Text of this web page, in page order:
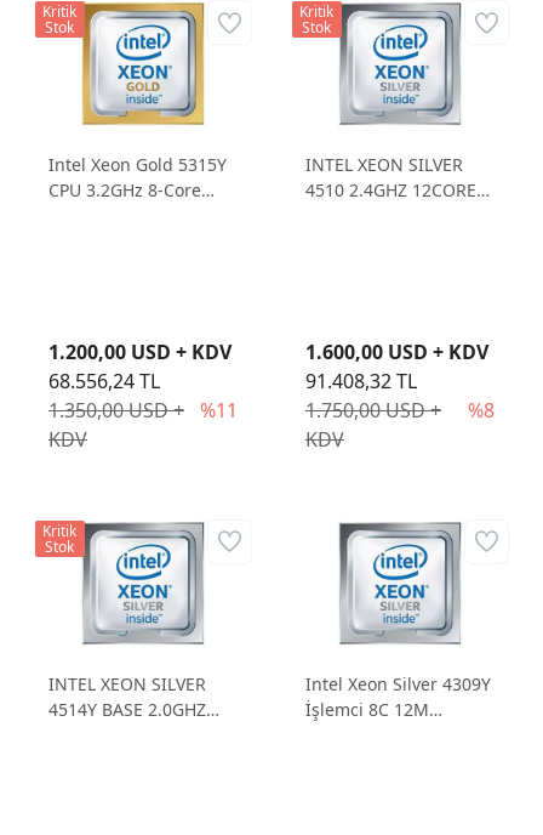
Intel Xeon Gold 5315Y
CPU 3.2GHz 8-Core
1.350,00 USD +
KDV
%11
1.200,00 USD + KDV
68.556,24 TL
Kritik
Stok
INTEL XEON SILVER
4510 2.4GHZ 12CORE
1.750,00 USD +
KDV
%8
1.600,00 USD + KDV
91.408,32 TL
Kritik
Stok
INTEL XEON SILVER
4514Y BASE 2.0GHZ
Kritik
Stok
Intel Xeon Silver 4309Y
İşlemci 8C 12M